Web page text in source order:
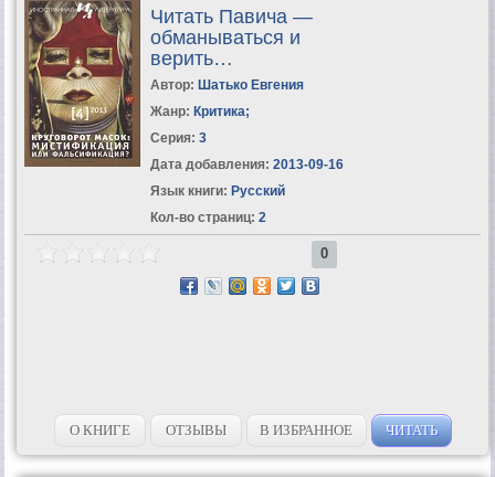
Читать Павича —
обманываться и
верить…
Автор: Шатько Евгения
Жанр: Критика;
Серия: 3
Дата добавления: 2013-09-16
Язык книги: Русский
Кол-во страниц: 2
0
О КНИГЕ ОТЗЫВЫ В ИЗБРАННОЕ ЧИТАТЬ